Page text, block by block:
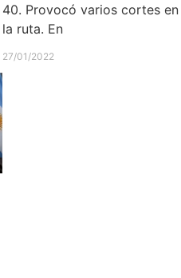
40. Provocó varios cortes en
la ruta. En
27/01/2022